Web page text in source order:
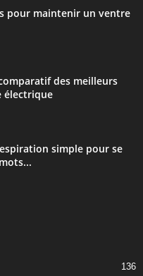
pour maintenir un ventre
des meilleurs
électrique
simple pour se
136